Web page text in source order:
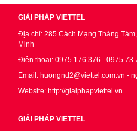
GIẢI PHÁP VIETTEL
Địa chỉ: 285 Cách Mạng Tháng
Minh
Điện thoại: 0975.176.376 -
Email: huongnd2@viettel.com.vn -
Website: http://giaiphapviettel.vn
GIẢI PHÁP VIETTEL